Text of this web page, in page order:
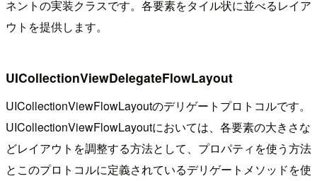
ネントの実装クラスです。各要素をタイル状に並べるレイア
ウトを提供します。
UICollectionViewDelegateFlowLayout
UICollectionViewFlowLayoutのデリゲートプロトコルです。
UICollectionViewFlowLayoutにおいては、各要素の大きさな
どレイアウトを調整する方法として、プロパティを使う方法
とこのプロトコルに定義されているデリゲートメソッドを使